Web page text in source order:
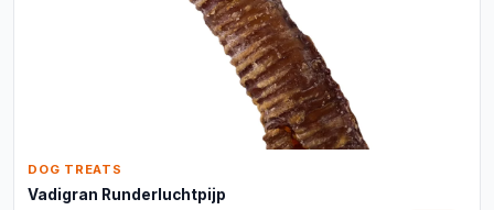
DOG TREATS
Vadigran Runderluchtpijp